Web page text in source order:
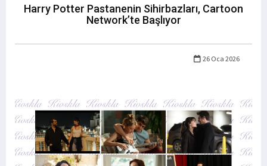
Harry Potter Pastanenin Sihirbazları, Cartoon
Network’te Başlıyor
26 Oca 2026